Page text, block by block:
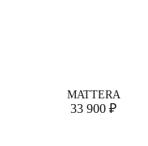
MATTERA
33 900 ₽